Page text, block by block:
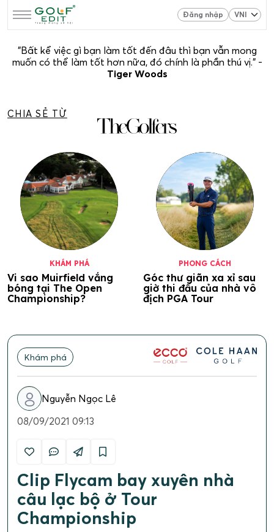
Đăng nhập
"Bất kể việc gì bạn làm tốt đến đâu thì bạn vẫn mong
muốn có thể làm tốt hơn nữa, đó chính là phần thú vị." -
Tiger Woods
CHIA SẺ TỪ
KHÁM PHÁ
Vi sao Muirfield vắng
bóng tại The Open
Championship?
PHONG CÁCH
Góc thư giãn xa xỉ sau
giờ thi đấu của nhà vô
địch PGA Tour
Khám phá
Nguyễn Ngọc Lê
08/09/2021 09:13
Clip Flycam bay xuyên nhà
câu lạc bộ ở Tour
Championship